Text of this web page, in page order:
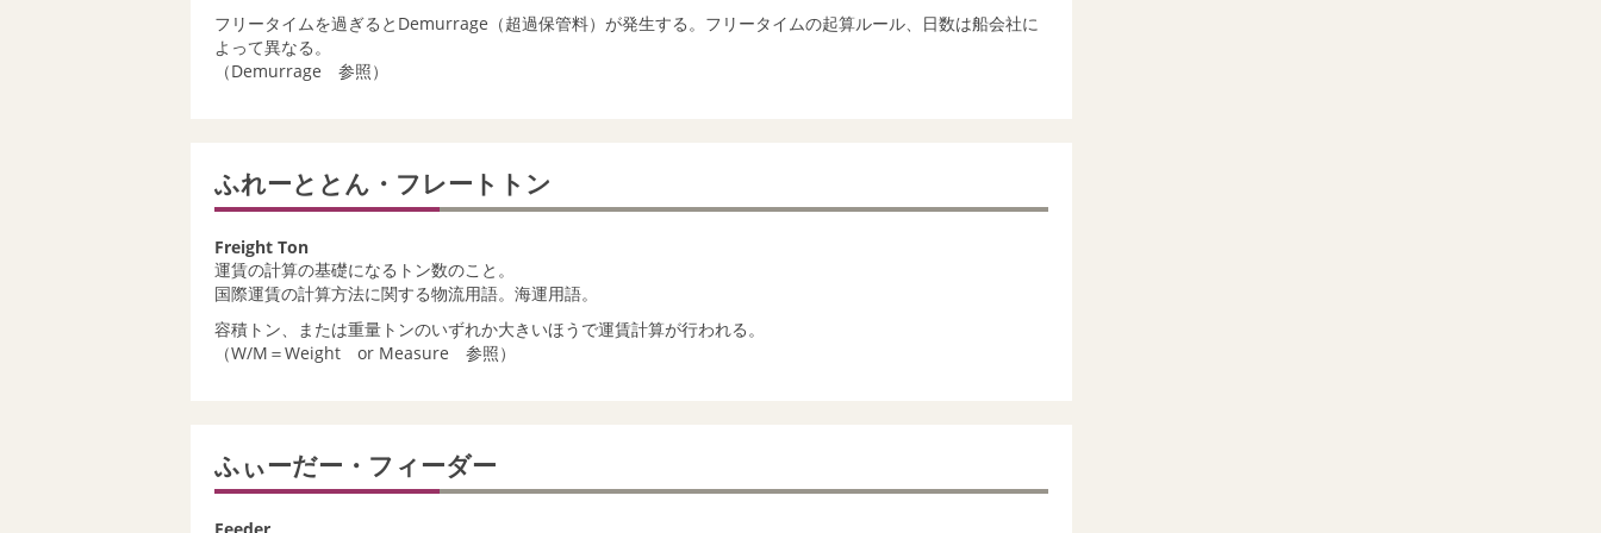
フリータイムを過ぎるとDemurrage（超過保管料）が発生する。フリータイムの起算ルール、日数は船会社に
よって異なる。
（Demurrage 参照）
ふれーととん・フレートトン
Freight Ton
運賃の計算の基礎になるトン数のこと。
国際運賃の計算方法に関する物流用語。海運用語。
容積トン、または重量トンのいずれか大きいほうで運賃計算が行われる。
（W/M＝Weight or Measure 参照）
ふぃーだー・フィーダー